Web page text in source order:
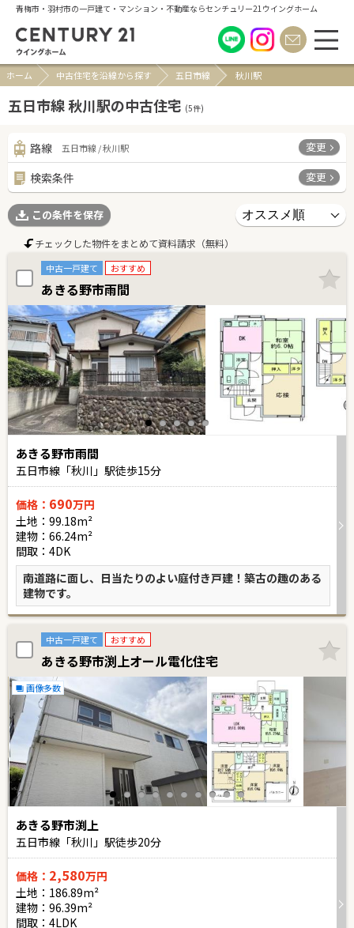
青梅市・羽村市の一戸建て・マンション・不動産ならセンチュリー21ウイングホーム
ホーム 中古住宅を沿線から探す 五日市線 秋川駅
五日市線 秋川駅の中古住宅 (5件)
路線 五日市線 / 秋川駅 変更
検索条件 変更
この条件を保存
チェックした物件をまとめて資料請求（無料）
中古一戸建て おすすめ
あきる野市雨間
あきる野市雨間
五日市線「秋川」駅徒歩15分
価格： 690万円
土地：99.18m²
建物：66.24m²
間取：4DK
南道路に面し、日当たりのよい庭付き戸建！築古の趣のある
建物です。
中古一戸建て おすすめ
あきる野市渕上オール電化住宅
画像多数
あきる野市渕上
五日市線「秋川」駅徒歩20分
価格： 2,580万円
土地：186.89m²
建物：96.39m²
間取：4LDK